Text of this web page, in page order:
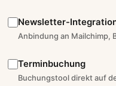
Newsletter-
Anbindung an Mailchimp,
Terminbuchung
Buchungstool direkt auf